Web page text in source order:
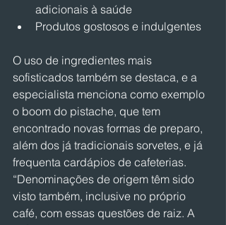
adicionais à saúde
Produtos gostosos e indulgentes
O uso de ingredientes mais
sofisticados também se destaca, e a
especialista menciona como exemplo
o boom do pistache, que tem
encontrado novas formas de preparo,
além dos já tradicionais sorvetes, e já
frequenta cardápios de cafeterias.
“Denominações de origem têm sido
visto também, inclusive no próprio
café, com essas questões de raiz. A